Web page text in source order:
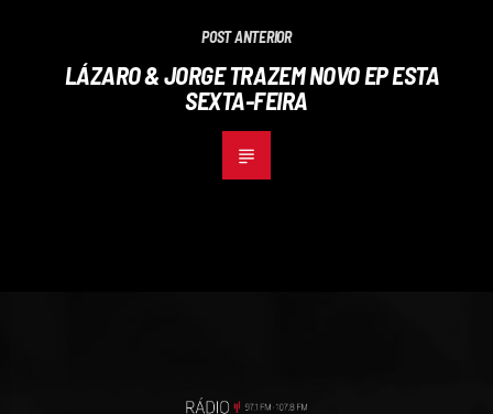
POST ANTERIOR
LÁZARO & JORGE TRAZEM NOVO EP ESTA
SEXTA-FEIRA